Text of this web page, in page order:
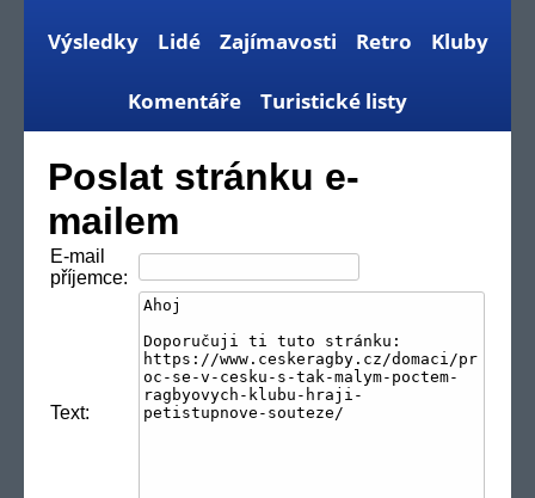
Výsledky Lidé Zajímavosti Retro Kluby
Komentáře Turistické listy
Poslat stránku e-
mailem
E-mail
příjemce:
Text: